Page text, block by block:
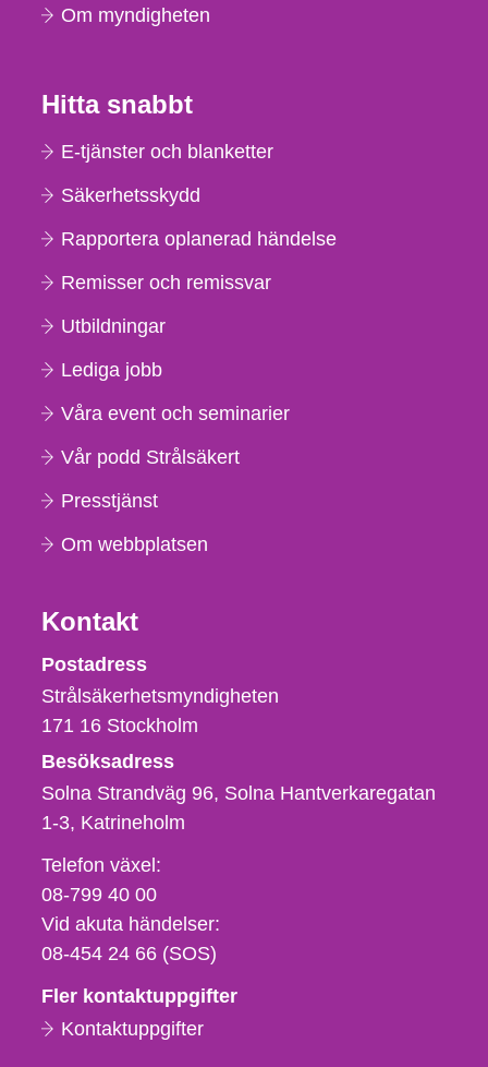
Om myndigheten
Hitta snabbt
E-tjänster och blanketter
Säkerhetsskydd
Rapportera oplanerad händelse
Remisser och remissvar
Utbildningar
Lediga jobb
Våra event och seminarier
Vår podd Strålsäkert
Presstjänst
Om webbplatsen
Kontakt
Strålsäkerhetsmyndigheten
Postadress
Strålsäkerhetsmyndigheten
171 16 Stockholm
Besöksadress
Solna Strandväg 96, Solna Hantverkaregatan
1-3 Katrineholm
Telefon,
fax
och
e-
Telefon växel:
08-799 40 00
Vid akuta händelser:
08-454 24 66 (SOS)
Fler kontaktuppgifter
Kontaktuppgifter